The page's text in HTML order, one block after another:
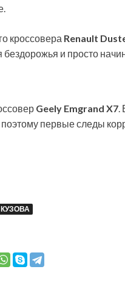
кроссовера Renault
бездорожья и просто
Geely Emgrand X7.
первые следы